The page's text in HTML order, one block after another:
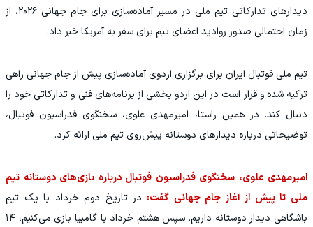
دیدارهای تدارکاتی تیم ملی در مسیر آماده‌سازی برای جام جهانی ۲۰۲۶، از
زمان احتمالی صدور روادید اعضای تیم برای سفر به آمریکا خبر داد.
تیم ملی فوتبال ایران برای برگزاری اردوی آماده‌سازی پیش از جام جهانی راهی
ترکیه شده و قرار است در این اردو بخشی از برنامه‌های فنی و تدارکاتی خود را
دنبال کند. در همین راستا، امیرمهدی علوی، سخنگوی فدراسیون فوتبال،
توضیحاتی درباره دیدارهای دوستانه پیش‌روی تیم ملی ارائه کرد.
امیرمهدی علوی، سخنگوی فدراسیون فوتبال درباره بازی‌های دوستانه تیم
ملی تا پیش از آغاز جام جهانی گفت: در تاریخ دوم خرداد با یک تیم
باشگاهی دیدار دوستانه داریم. سپس هشتم خرداد با گامبیا بازی می‌کنیم، ۱۴